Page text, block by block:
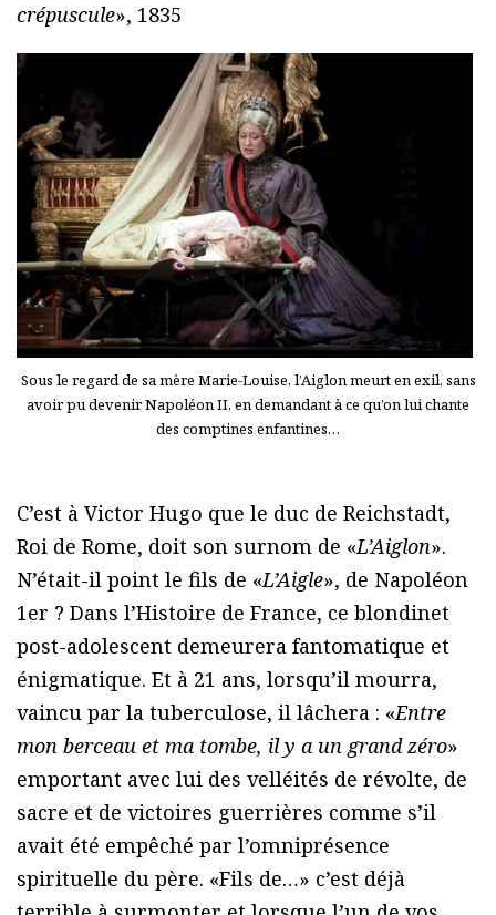
crépuscule», 1835
Sous le regard de sa mère Marie-Louise, l’Aiglon meurt en exil, sans
avoir pu devenir Napoléon II, en demandant à ce qu’on lui chante
des comptines enfantines…
C’est à Victor Hugo que le duc de Reichstadt,
Roi de Rome, doit son surnom de «L’Aiglon».
N’était-il point le fils de «L’Aigle», de Napoléon
1er ? Dans l’Histoire de France, ce blondinet
post-adolescent demeurera fantomatique et
énigmatique. Et à 21 ans, lorsqu’il mourra,
vaincu par la tuberculose, il lâchera : «Entre
mon berceau et ma tombe, il y a un grand zéro»
emportant avec lui des velléités de révolte, de
sacre et de victoires guerrières comme s’il
avait été empêché par l’omniprésence
spirituelle du père. «Fils de…» c’est déjà